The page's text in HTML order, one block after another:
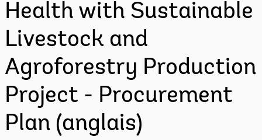
Health with Sustainable
Livestock and
Agroforestry Production
Project - Procurement
Plan (anglais)